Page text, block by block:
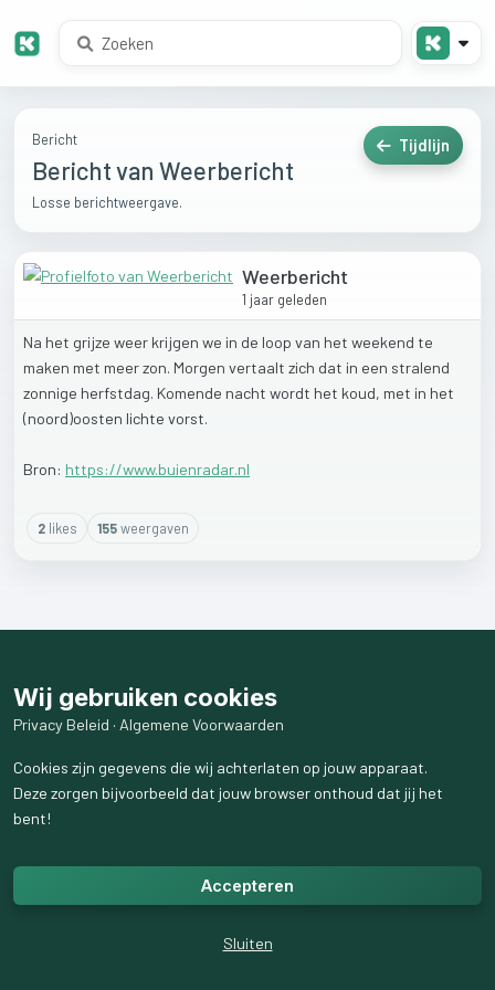
Bericht
Bericht van Weerbericht
Losse berichtweergave.
Tijdlijn
Weerbericht
1 jaar geleden
Na het grijze weer krijgen we in de loop van het weekend te
maken met meerzon. Morgen vertaalt zich dat in een stralend
zonnige herfstdag. Komende nacht wordt het koud, met in het
(noord)oosten lichte vorst.
Bron: https://www.buienradar.nl
2likes 155weergaven
Wij gebruiken cookies
Privacy Beleid · Algemene Voorwaarden
Cookies zijn gegevens die wij achterlaten op jouw apparaat.
Deze zorgen bijvoorbeeld dat jouw browser onthoud dat jij het
bent!
Accepteren
Sluiten